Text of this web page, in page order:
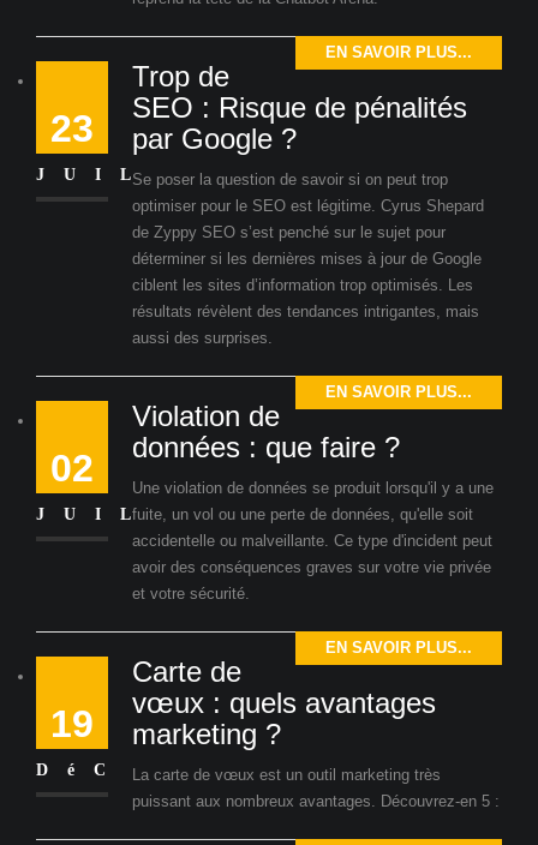
EN SAVOIR PLUS...
23
JUIL
Trop de
SEO : Risque de pénalités
par Google ?
Se poser la question de savoir si on peut trop
optimiser pour le SEO est légitime. Cyrus Shepard
de Zyppy SEO s’est penché sur le sujet pour
déterminer si les dernières mises à jour de Google
ciblent les sites d’information trop optimisés. Les
résultats révèlent des tendances intrigantes, mais
aussi des surprises.
EN SAVOIR PLUS...
02
JUIL
Violation de
données : que faire ?
Une violation de données se produit lorsqu'il y a une
fuite, un vol ou une perte de données, qu'elle soit
accidentelle ou malveillante. Ce type d'incident peut
avoir des conséquences graves sur votre vie privée
et votre sécurité.
EN SAVOIR PLUS...
19
DéC
Carte de
vœux : quels avantages
marketing ?
La carte de vœux est un outil marketing très
puissant aux nombreux avantages. Découvrez-en 5 :